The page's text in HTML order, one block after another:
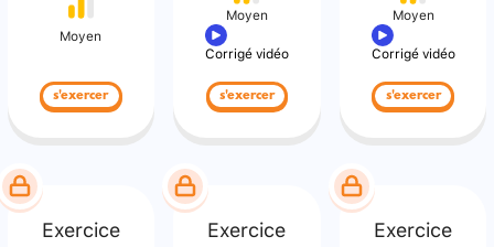
Moyen
s'exercer
Moyen
Corrigé vidéo
s'exercer
Moyen
Corrigé vidéo
s'exercer
Exercice Exercice Exercice